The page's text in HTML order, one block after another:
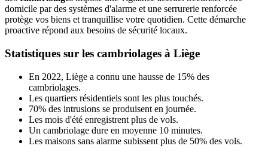
domicile par des systèmes d'alarme et une serrurerie renforcée
protège vos biens et tranquillise votre quotidien. Cette démarche
proactive répond aux besoins de sécurité locaux.
Statistiques sur les cambriolages à Liège
En 2022, Liège a connu une hausse de 15% des
cambriolages.
Les quartiers résidentiels sont les plus touchés.
70% des intrusions se produisent en journée.
Les mois d'été enregistrent plus de vols.
Un cambriolage dure en moyenne 10 minutes.
Les maisons sans alarme subissent plus de 50% des vols.